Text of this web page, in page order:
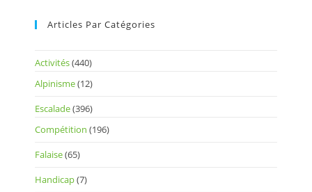
Articles Par Catégories
Activités(440)
Alpinisme(12)
Escalade(396)
Compétition (196)
Falaise(65)
Handicap(7)